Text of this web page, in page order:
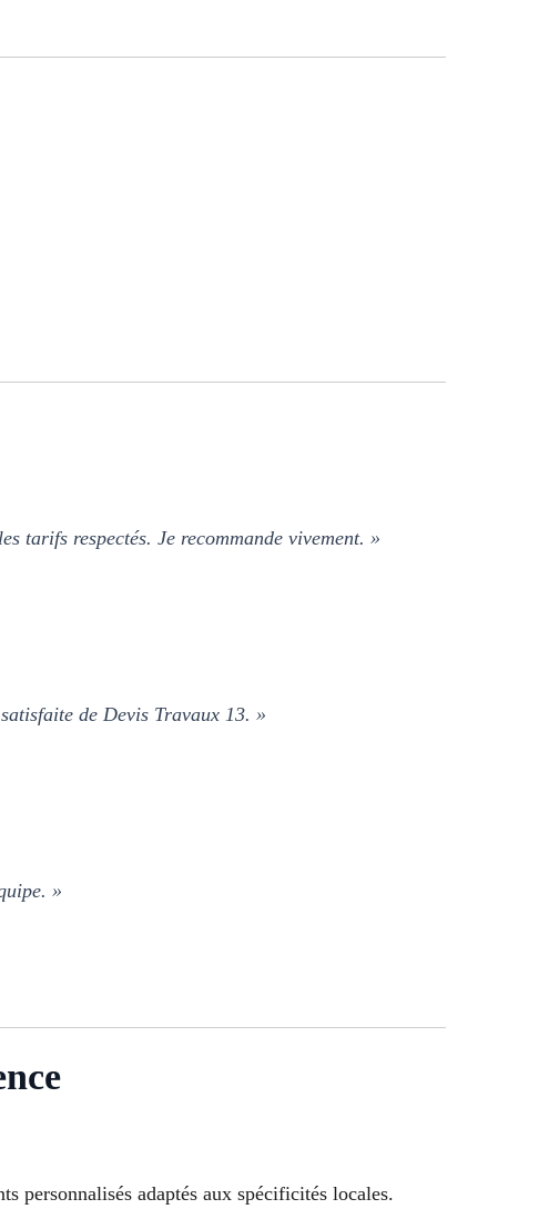
tarifs respectés. Je recommande vivement. »
de Devis Travaux 13. »
»
personnalisés adaptés aux spécificités locales.